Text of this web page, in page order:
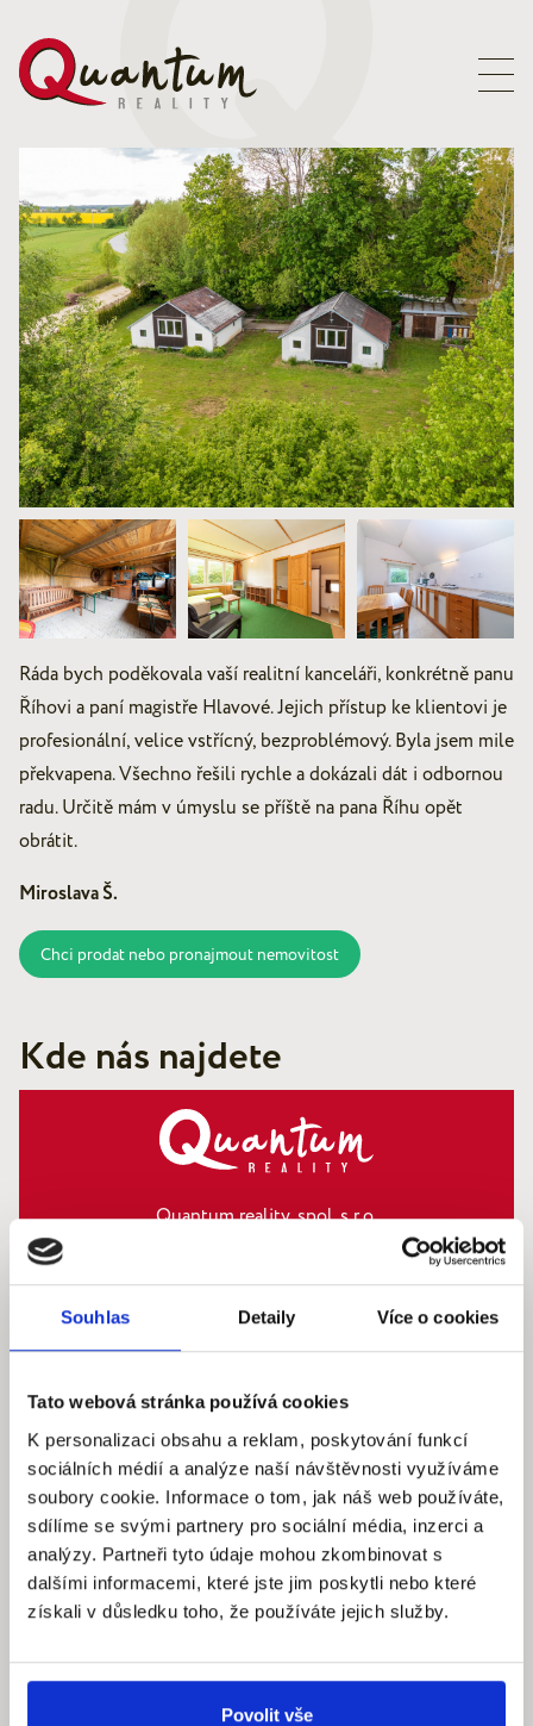
Souhlas Detaily Více o cookies
Tato webová stránka používá cookies
K personalizaci obsahu a reklam, poskytování funkcí
sociálních médií a analýze naší návštěvnosti využíváme
soubory cookie. Informace o tom, jak náš web používáte,
sdílíme se svými partnery pro sociální média, inzerci a
analýzy. Partneři tyto údaje mohou zkombinovat s
dalšími informacemi, které jste jim poskytli nebo které
získali v důsledku toho, že používáte jejich služby.
Povolit vše
Ráda bych poděkovala vaší realitní kanceláři, konkrétně panu
Říhovi a paní magistře Hlavové. Jejich přístup ke klientovi je
profesionální, velice vstřícný, bezproblémový. Byla jsem mile
překvapena. Všechno řešili rychle a dokázali dát i odbornou
radu. Určitě mám v úmyslu se příště na pana Říhu opět
obrátit.
Miroslava Š.
Chci prodat nebo pronajmout nemovitost
Kde nás najdete
Quantum reality, spol. s r.o.
info@quantumreality.cz
+420 730 154 732 / +420 273 134 681